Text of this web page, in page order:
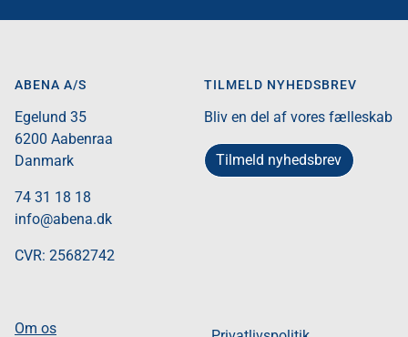
ABENA A/S
Egelund 35​
6200 Aabenraa​
Danmark​
74 31 18 18
info@abena.dk
CVR: 25682742​
TILMELD NYHEDSBREV
Bliv en del af vores fælleskab
Tilmeld nyhedsbrev
Om os